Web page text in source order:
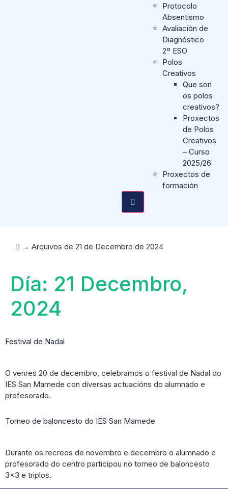
Protocolo
Absentismo
Avaliación de
Diagnóstico
2º ESO
Polos
Creativos
Que son
os polos
creativos?
Proxectos
de Polos
Creativos
– Curso
2025/26
Proxectos de
formación
→ Arquivos de 21 de Decembro de 2024
Día: 21 Decembro,
2024
Festival de Nadal
O venres 20 de decembro, celebramos o festival de Nadal do
IES San Mamede con diversas actuacións do alumnado e
profesorado.
Torneo de baloncesto do IES San Mamede
Durante os recreos de novembro e decembro o alumnado e
profesorado do centro participou no torneo de baloncesto
3×3 e triplos.